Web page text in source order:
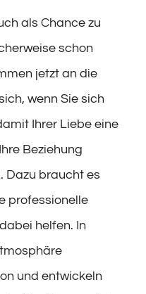
als Chance zu
schon
jetzt an die
wenn Sie sich
Ihrer Liebe eine
Beziehung
Dazu braucht es
professionelle
helfen. In
und entwickeln